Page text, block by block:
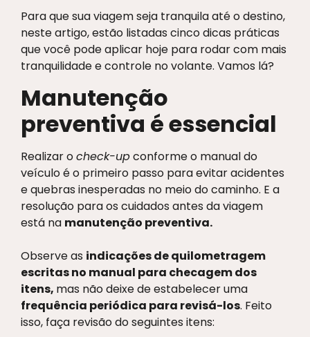
Para que sua viagem seja tranquila até o destino,
neste artigo, estão listadas cinco dicas práticas
que você pode aplicar hoje para rodar com mais
tranquilidade e controle no volante. Vamos lá?
Manutenção
preventiva é essencial
Realizar ocheck-upconforme o manual do
veículo é o primeiro passo para evitar acidentes
e quebras inesperadas no meio do caminho. E a
resolução para os cuidados antes da viagem
está na manutenção preventiva.
Observe as indicações de quilometragem
escritas no manual para checagem dos
itens, mas não deixe de estabelecer uma
frequência periódica para revisá-los. Feito
isso, faça revisão do seguintes itens: